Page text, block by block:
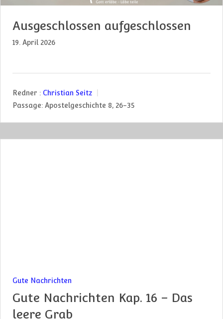
Ausgeschlossen aufgeschlossen
19. April 2026
Redner : Christian Seitz
Passage: Apostelgeschichte 8, 26-35
Gute Nachrichten
Gute Nachrichten Kap. 16 – Das
leere Grab